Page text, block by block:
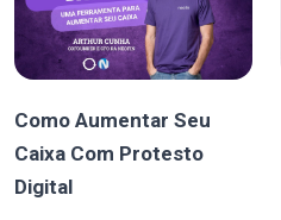
Como Aumentar Seu
Caixa Com Protesto
Digital